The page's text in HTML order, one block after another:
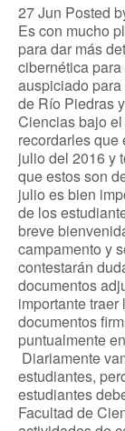
27Jun Posted
Es con mucho
para dar más
cibernética
auspiciado
de Río Piedras
Ciencias bajo el
recordarles que
julio del 2016 y
que estos son
julio es bien
de los
breve
campamento y
contestarán
documentos
importante
documentos
puntualmente
Diariamente
estudiantes,
estudiantes
Facultad de